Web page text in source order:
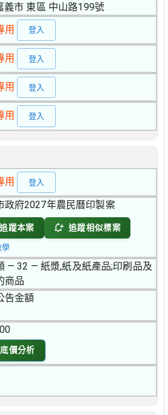
義市 東區 中山路199號
用 登入
用 登入
用 登入
用 登入
用 登入
政府2027年農民曆印製案
追蹤本案 追蹤相似標案
學
— 32 — 紙漿,紙及紙產品;印刷品及
商品
告金額
底價分析